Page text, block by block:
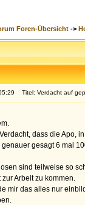
Foren-Übersicht ->
Titel: Verdacht auf
dass die Apo,
genauer gesagt 6 mal
sind teilweise so
Arbeit zu kommen.
mir das alles nur